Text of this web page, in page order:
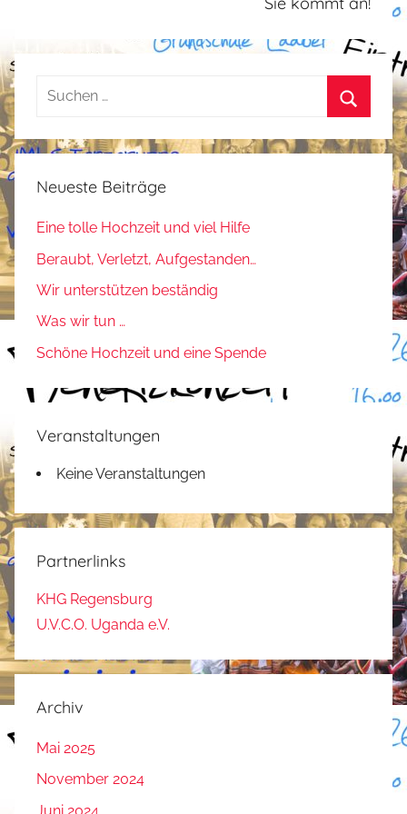
Suchen
Suchen
Neueste Beiträge
Eine tolle Hochzeit und viel Hilfe
Beraubt, Verletzt, Aufgestanden…
Wir unterstützen beständig
Was wir tun …
Schöne Hochzeit und eine Spende
Veranstaltungen
Keine Veranstaltungen
Partnerlinks
KHG Regensburg
U.V.C.O. Uganda e.V.
Archiv
Mai 2025
November 2024